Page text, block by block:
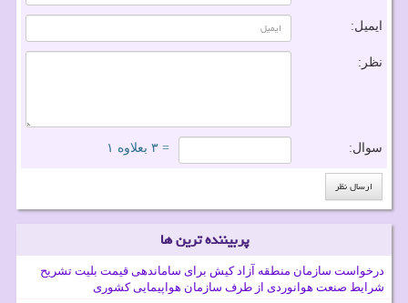
ایمیل:
نظر:
سوال: = ۳ بعلاوه ۱
پربیننده ترین ها
درخواست سازمان منطقه آزاد کیش برای ساماندهی قیمت بلیت تشریح
شرایط صنعت هوانوردی از طرف سازمان هواپیمایی کشوری